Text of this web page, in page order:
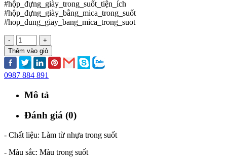
#hộp_đựng_giày_trong_suốt_tiện_ích
#hộp_đựng_giày_bằng_mica_trong_suốt
#hop_dung_giay_bang_mica_trong_suot
-
+
Thêm vào giỏ
0987 884 891
Mô tả
Đánh giá (0)
- Chất liệu: Làm từ nhựa trong suốt
- Màu sắc: Màu trong suốt